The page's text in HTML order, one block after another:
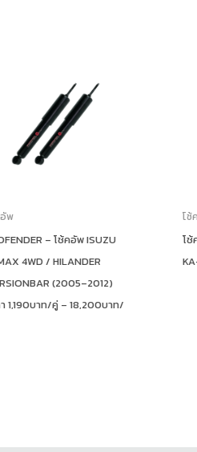
โช้คหลัง D-MAX,STARDA 4WD
KA-3030